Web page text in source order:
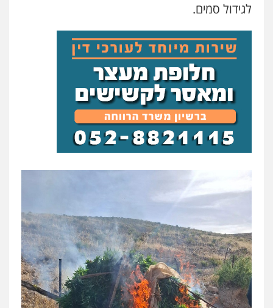
חנא בולוס – משרד עורכי דין
פלילי פשיעה חמורה צווארון לבן
0546661544
עו"ד ראוף נג'אר
פלילי עורכי דין לענייני אסירים מעצרים
סמים רכוש
0548009246
0507368203
עו"ד לימור רוט חזן
פלילי מעצרים צווארון לבן פשיעה חמורה
0523407232
עו"ד אשרף שחאדה
לגידול סמים.